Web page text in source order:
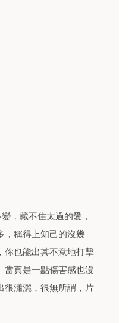
，藏不住太過的愛，
，稱得上知己的沒幾
你也能出其不意地打擊
當真是一點傷害感也沒
很瀟灑，很無所謂，片